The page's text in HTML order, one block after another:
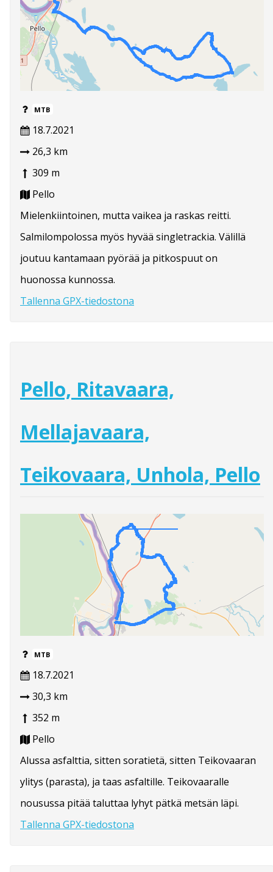
MTB
18.7.2021
26,3 km
309 m
Pello
Mielenkiintoinen, mutta vaikea ja raskas reitti.
Salmilompolossa myös hyvää singletrackia. Välillä
joutuu kantamaan pyörää ja pitkospuut on
huonossa kunnossa.
Tallenna GPX-tiedostona
Pello, Ritavaara,
Mellajavaara,
Teikovaara, Unhola, Pello
MTB
18.7.2021
30,3 km
352 m
Pello
Alussa asfalttia, sitten soratietä, sitten Teikovaaran
ylitys (parasta), ja taas asfaltille. Teikovaaralle
nousussa pitää taluttaa lyhyt pätkä metsän läpi.
Tallenna GPX-tiedostona